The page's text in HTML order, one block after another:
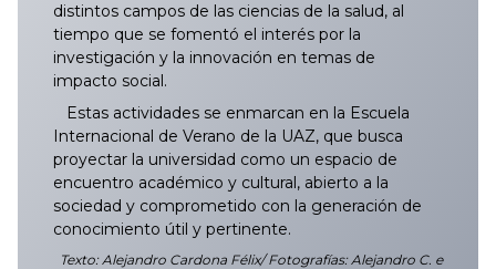
distintos campos de las ciencias de la salud, al
tiempo que se fomentó el interés por la
investigación y la innovación en temas de
impacto social.
Estas actividades se enmarcan en la Escuela
Internacional de Verano de la UAZ, que busca
proyectar la universidad como un espacio de
encuentro académico y cultural, abierto a la
sociedad y comprometido con la generación de
conocimiento útil y pertinente.
Texto: Alejandro Cardona Félix/ Fotografías: Alejandro C. e